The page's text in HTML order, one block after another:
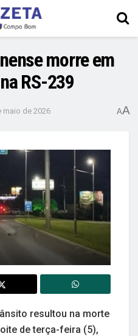
morre em
RS-239
maio de 2026 AA
resultou na morte
de terça-feira (5),